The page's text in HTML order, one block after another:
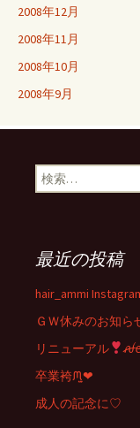
2008年12月
2008年11月
2008年10月
2008年9月
検
索:
最近の投稿
hair_ammi
ＧＷ休みのお知ら
リニューアル
卒業袴ᙏ̤̫❤︎
成人の記念に♡